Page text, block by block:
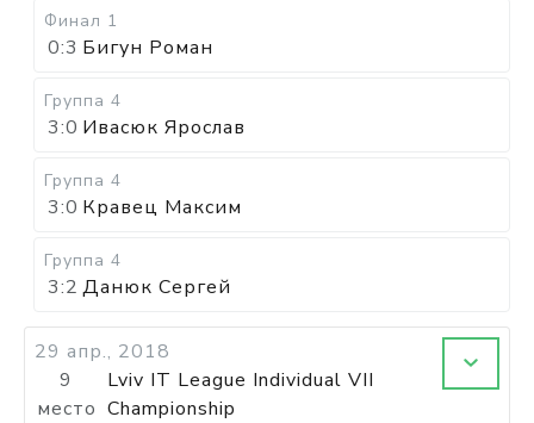
Финал 1
0:3 Бигун Роман
Группа 4
3:0 Ивасюк Ярослав
Группа 4
3:0 Кравец Максим
Группа 4
3:2 Данюк Сергей
29 апр., 2018
9
место
Lviv IT League Individual VII
Championship